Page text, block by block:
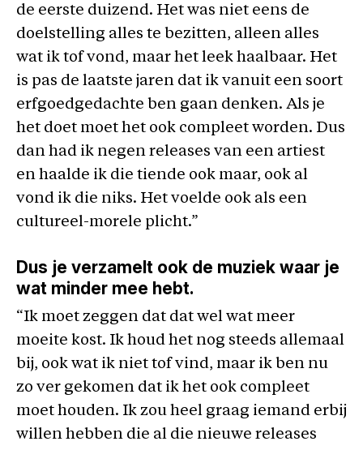
de eerste duizend. Het was niet eens de
doelstelling alles te bezitten, alleen alles
wat ik tof vond, maar het leek haalbaar. Het
is pas de laatste jaren dat ik vanuit een soort
erfgoedgedachte ben gaan denken. Als je
het doet moet het ook compleet worden. Dus
dan had ik negen releases van een artiest
en haalde ik die tiende ook maar, ook al
vond ik die niks. Het voelde ook als een
cultureel-morele plicht.”
Dus je verzamelt ook de muziek waar je
wat minder mee hebt.
“Ik moet zeggen dat dat wel wat meer
moeite kost. Ik houd het nog steeds allemaal
bij, ook wat ik niet tof vind, maar ik ben nu
zo ver gekomen dat ik het ook compleet
moet houden. Ik zou heel graag iemand erbij
willen hebben die al die nieuwe releases